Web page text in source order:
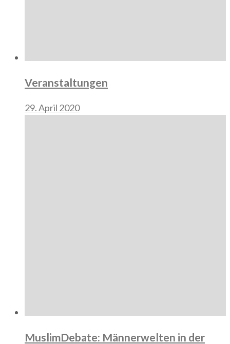
Veranstaltungen
29. April 2020
MuslimDebate: Männerwelten in der